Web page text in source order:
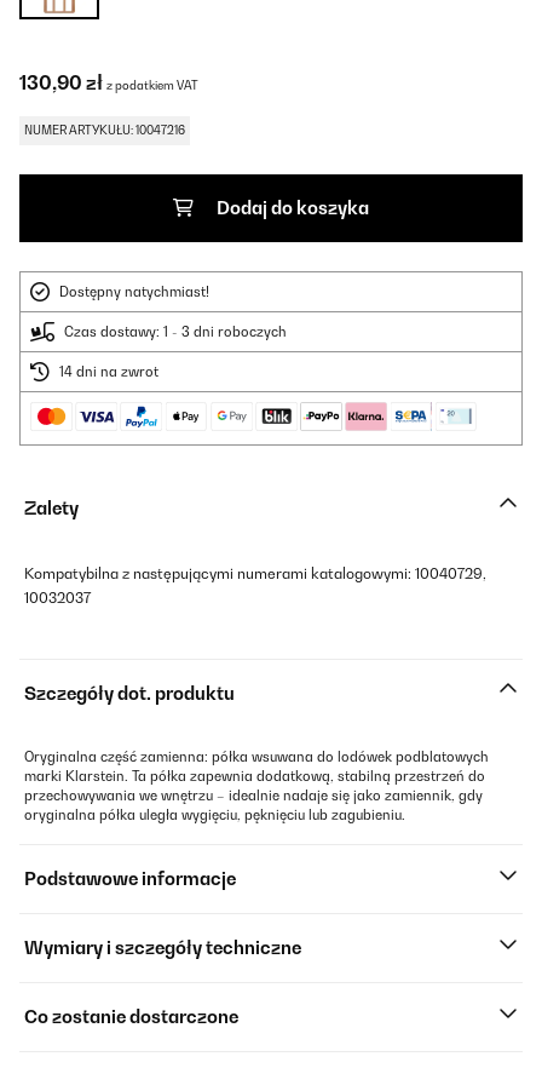
130,90 zł z podatkiem VAT
NUMER ARTYKUŁU: 10047216
Dodaj do koszyka
Dostępny natychmiast!
Czas dostawy: 1 - 3 dni roboczych
14 dni na zwrot
Zalety
Kompatybilna z następującymi numerami katalogowymi: 10040729,
10032037
Szczegóły dot. produktu
Oryginalna część zamienna: półka wsuwana do lodówek podblatowych
marki Klarstein. Ta półka zapewnia dodatkową, stabilną przestrzeń do
przechowywania we wnętrzu – idealnie nadaje się jako zamiennik, gdy
oryginalna półka uległa wygięciu, pęknięciu lub zagubieniu.
Podstawowe informacje
Wymiary i szczegóły techniczne
Co zostanie dostarczone